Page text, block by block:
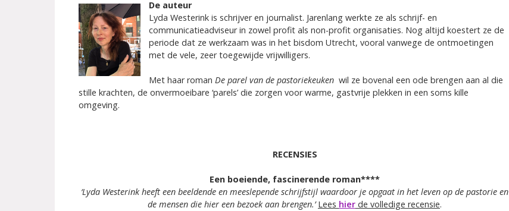
De auteur
Lyda Westerink is schrijver en journalist. Jarenlang werkte ze als schrijf- en
communicatieadviseur in zowel profit als non-profit organisaties. Nog altijd koestert ze de
periode dat ze werkzaam was in het bisdom Utrecht, vooral vanwege de ontmoetingen
met de vele, zeer toegewijde vrijwilligers.
Met haar romanDe parel van de pastoriekeuken wil ze bovenal een ode brengen aan al die
stille krachten, de onvermoeibare ‘parels’ die zorgen voor warme, gastvrije plekken in een soms kille
omgeving.
RECENSIES
Een boeiende, fascinerende roman****
‘Lyda Westerink heeft een beeldende en meeslepende schrijfstijl waardoor je opgaat in het leven op de pastorie en
de mensen die hier een bezoek aan brengen.’ Lees hier de volledige recensie.